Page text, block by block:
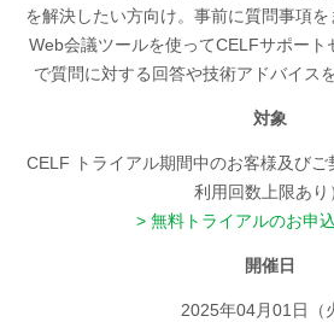
を解決したい方向け。事前に質問事項
Web会議ツールを使ってCELFサポート
で質問に対する回答や技術アドバイス
対象
CELF トライアル期間中のお客様及び
利用回数上限あり
無料トライアルのお申
開催日
2025年04月01日（